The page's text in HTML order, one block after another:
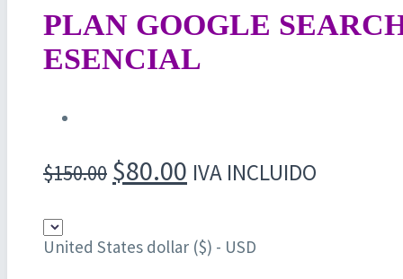
PLAN GOOGLE
ESENCIAL
$150.00 El
era:
$80.00 El
actual
es:
IVA INCLUIDO
United States dollar ($) - USD